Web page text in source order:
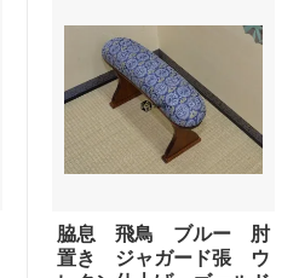
脇息 飛鳥 ブルー 肘
置き ジャガード張 ウ